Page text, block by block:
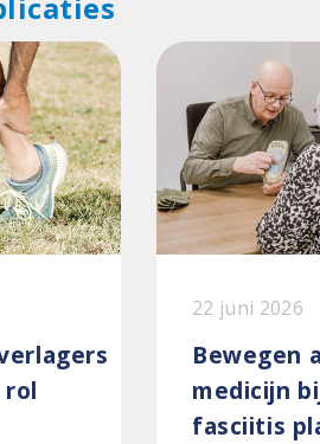
rol
22 juni 2026
Bewegen
medicijn
fasciitis